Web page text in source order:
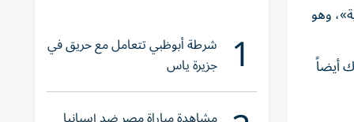
وهو
أيضاً
1 شرطة أبوظبي تتعامل مع حريق في
جزيرة ياس